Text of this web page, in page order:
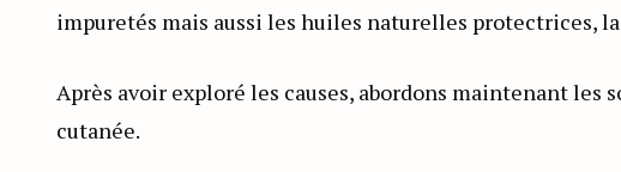
impuretés mais aussi les huiles naturelles protectrices,
Après avoir exploré les causes, abordons maintenant les
cutanée.